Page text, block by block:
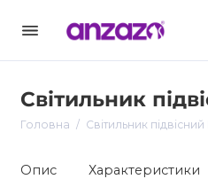
Світильник
Головна Світильник підвісний
Опис Характеристики